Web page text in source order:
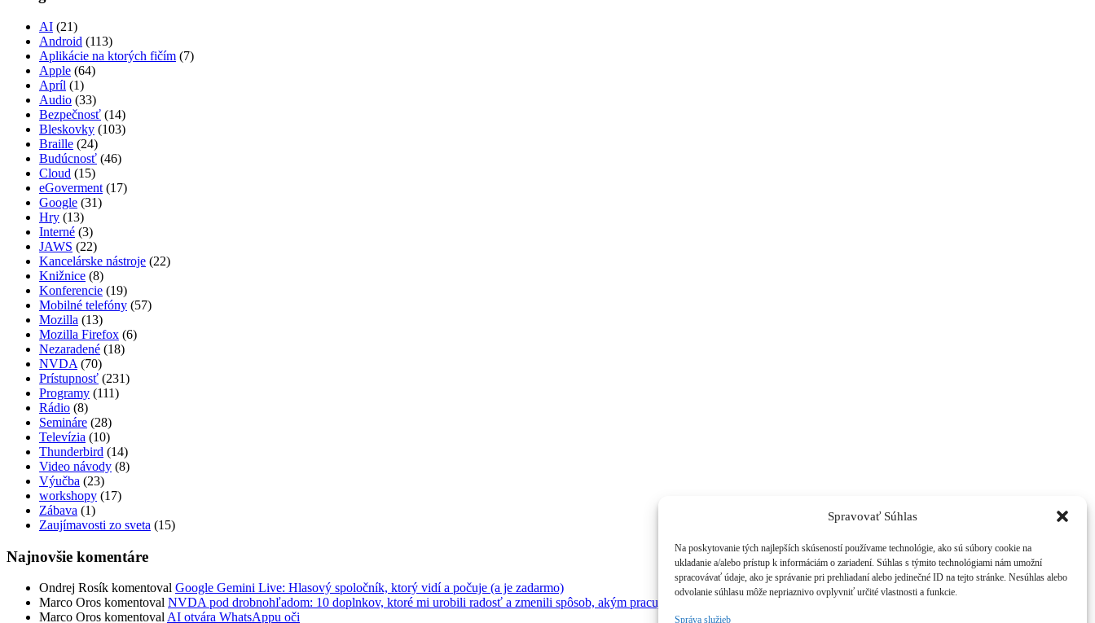
Spravovať Súhlas
Na poskytovanie tých najlepších skúseností používame technológie, ako sú súbory cookie na
ukladanie a/alebo prístup k informáciám o zariadení. Súhlas s týmito technológiami nám umožní
spracovávať údaje, ako je správanie pri prehliadaní alebo jedinečné ID na tejto stránke. Nesúhlas alebo
odvolanie súhlasu môže nepriaznivo ovplyvniť určité vlastnosti a funkcie.
Správa služieb
AI (21)
Android (113)
Aplikácie na ktorých fičím (7)
Apple (64)
Apríl (1)
Audio (33)
Bezpečnosť (14)
Bleskovky (103)
Braille (24)
Budúcnosť (46)
Cloud (15)
eGoverment (17)
Google (31)
Hry (13)
Interné (3)
JAWS (22)
Kancelárske nástroje (22)
Knižnice (8)
Konferencie (19)
Mobilné telefóny (57)
Mozilla (13)
Mozilla Firefox (6)
Nezaradené (18)
NVDA (70)
Prístupnosť (231)
Programy (111)
Rádio (8)
Semináre (28)
Televízia (10)
Thunderbird (14)
Video návody (8)
Výučba (23)
workshopy (17)
Zábava (1)
Zaujímavosti zo sveta (15)
Najnovšie komentáre
Ondrej Rosík komentoval Google Gemini Live: Hlasový spoločník, ktorý vidí a počuje (a je zadarmo)
Marco Oros komentoval NVDA pod drobnohľadom: 10 doplnkov, ktoré mi urobili radosť a zmenili spôsob, akým pracujem
Marco Oros komentovalAI otvára WhatsAppu oči